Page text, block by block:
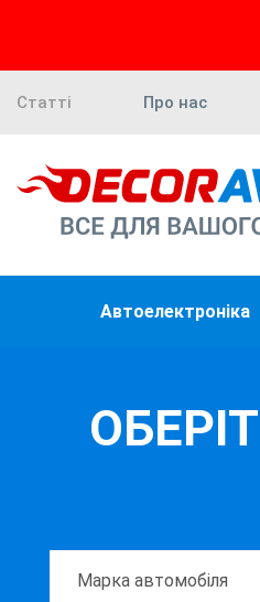
Статті Про нас
Автоелектроніка